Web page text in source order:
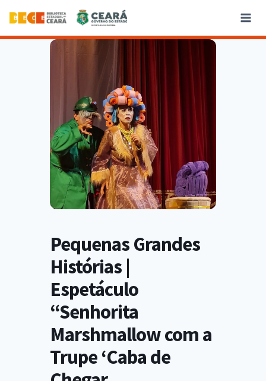
Pequenas Grandes
Histórias |
Espetáculo
“Senhorita
Marshmallow com a
Trupe ‘Caba de